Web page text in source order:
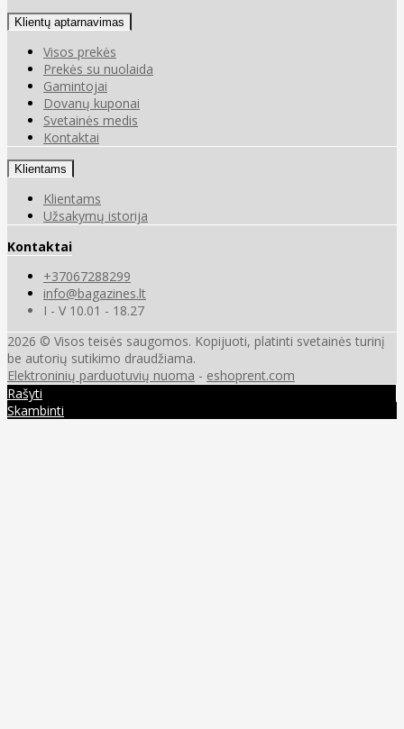
Klientų aptarnavimas
Visos prekės
Prekės su nuolaida
Gamintojai
Dovanų kuponai
Svetainės medis
Kontaktai
Klientams
Klientams
Užsakymų istorija
Kontaktai
+37067288299
info@bagazines.lt
I - V 10.01 - 18.27
2026 © Visos teisės saugomos. Kopijuoti, platinti svetainės turinį
be autorių sutikimo draudžiama.
Elektroninių parduotuvių nuoma - eshoprent.com
Rašyti
Skambinti